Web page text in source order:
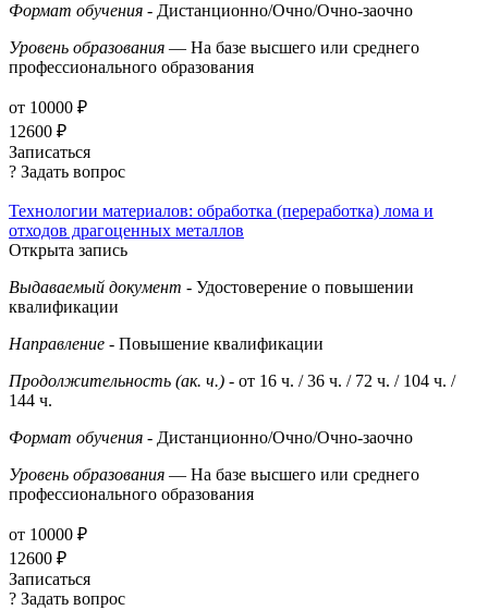
Формат обучения - Дистанционно/Очно/Очно-заочно
Уровень образования — На базе высшего или среднего
профессионального образования
от 10000 ₽
12600 ₽
Записаться
? Задать вопрос
Технологии материалов: обработка (переработка) лома и
отходов драгоценных металлов
Открыта запись
Выдаваемый документ - Удостоверение о повышении
квалификации
Направление - Повышение квалификации
Продолжительность (ак. ч.) - от 16 ч. / 36 ч. / 72 ч. / 104 ч. /
144 ч.
Формат обучения - Дистанционно/Очно/Очно-заочно
Уровень образования — На базе высшего или среднего
профессионального образования
от 10000 ₽
12600 ₽
Записаться
? Задать вопрос